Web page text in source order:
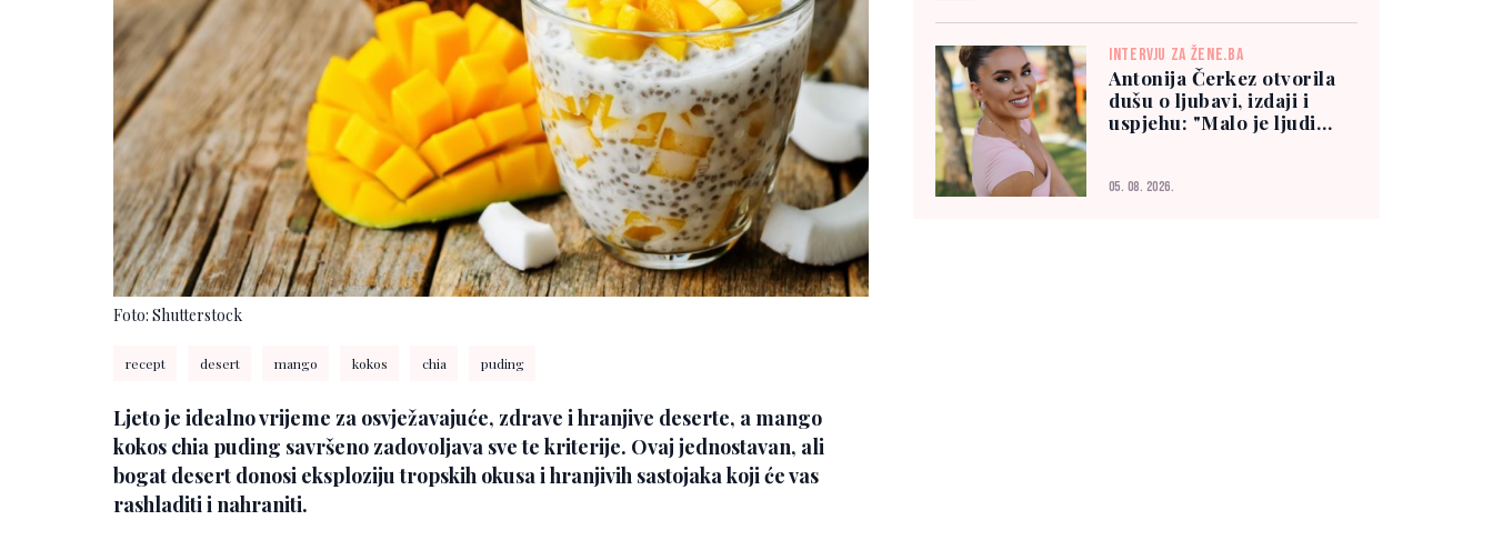
Foto: Shutterstock
recept desert mango kokos chia puding
Ljeto je idealno vrijeme za osvježavajuće, zdrave i hranjive deserte, a mango
kokos chia puding savršeno zadovoljava sve te kriterije. Ovaj jednostavan, ali
bogat desert donosi eksploziju tropskih okusa i hranjivih sastojaka koji će vas
rashladiti i nahraniti.
INTERVJU ZA ŽENE.BA
Antonija Čerkez otvorila
dušu o ljubavi, izdaji i
uspjehu: "Malo je ljudi
05. 08. 2026.